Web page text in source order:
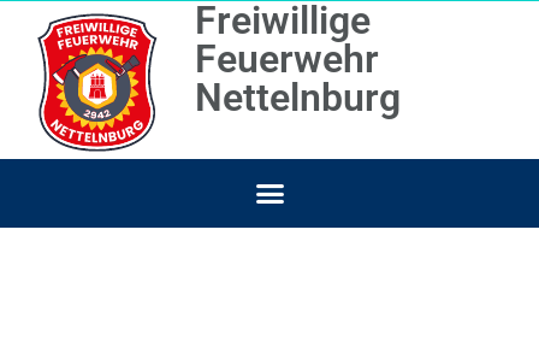
Freiwillige
Feuerwehr
Nettelnburg